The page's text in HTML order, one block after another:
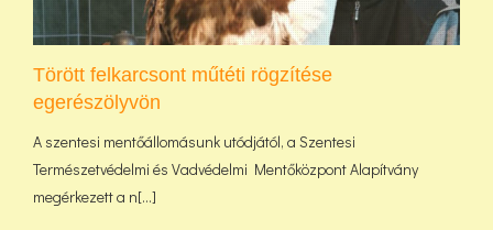
Törött felkarcsont műtéti rögzítése
egerészölyvön
A szentesi mentőállomásunk utódjától, a Szentesi
Természetvédelmi és Vadvédelmi Mentőközpont Alapítvány
megérkezett a n[...]